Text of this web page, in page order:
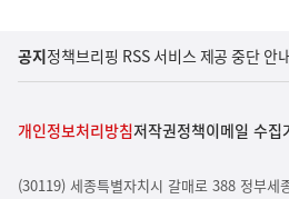
공지정책브리핑 RSS 서비스 제공 중단 안
개인정보처리방침저작권정책이메일 수집
(30119) 세종특별자치시 갈매로 388 정부세